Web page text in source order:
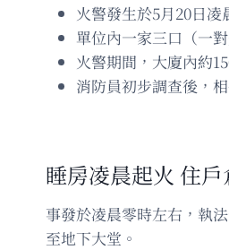
火警發生於5月20日凌
單位內一家三口（一
火警期間，大廈內約
消防員初步調查後，
睡房凌晨起火 住
事發於凌晨零時左右，執
至地下大堂。